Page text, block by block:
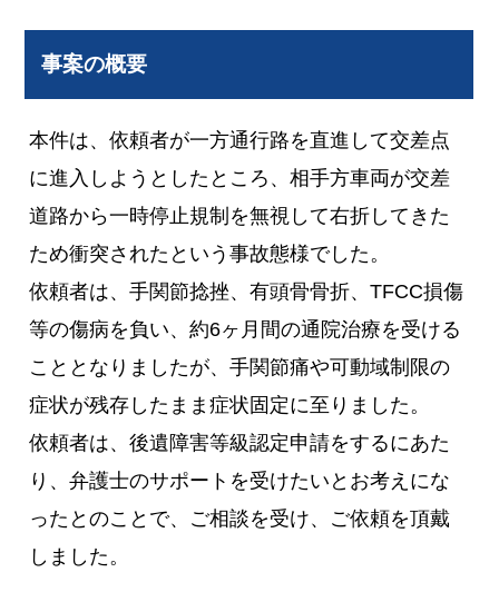
事案の概要
本件は、依頼者が一方通行路を直進して交差点
に進入しようとしたところ、相手方車両が交差
道路から一時停止規制を無視して右折してきた
ため衝突されたという事故態様でした。
依頼者は、手関節捻挫、有頭骨骨折、TFCC損傷
等の傷病を負い、約6ヶ月間の通院治療を受ける
こととなりましたが、手関節痛や可動域制限の
症状が残存したまま症状固定に至りました。
依頼者は、後遺障害等級認定申請をするにあた
り、弁護士のサポートを受けたいとお考えにな
ったとのことで、ご相談を受け、ご依頼を頂戴
しました。